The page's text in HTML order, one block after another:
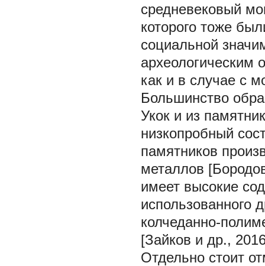
средневековый
которого тоже
социальной
археологическим
как и в случае с
Большинство
Укок и из
низкопробный
памятников
металлов
имеет высокие
использованного
колчеданно-
[Зайков и др.,
Отдельно стоит